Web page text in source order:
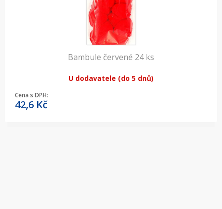
Bambule červené 24 ks
U dodavatele (do 5 dnů)
Cena s DPH:
42,6 Kč